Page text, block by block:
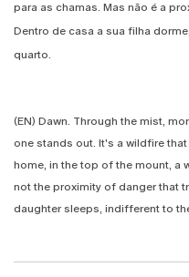
para as chamas. Mas não é a
Dentro de casa a sua filha
quarto.
(EN) Dawn. Through the mist,
one stands out. It's a wildfire
home, in the top of the mount, a
not the proximity of danger that
daughter sleeps, indifferent to